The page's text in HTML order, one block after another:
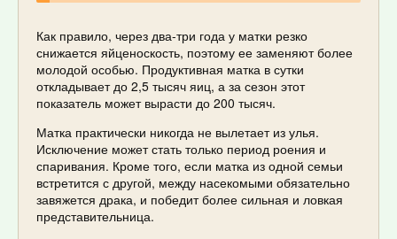
Как правило, через два-три года у матки резко
снижается яйценоскость, поэтому ее заменяют более
молодой особью. Продуктивная матка в сутки
откладывает до 2,5 тысяч яиц, а за сезон этот
показатель может вырасти до 200 тысяч.
Матка практически никогда не вылетает из улья.
Исключение может стать только период роения и
спаривания. Кроме того, если матка из одной семьи
встретится с другой, между насекомыми обязательно
завяжется драка, и победит более сильная и ловкая
представительница.